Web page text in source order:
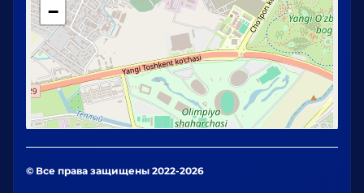
−
© Все права защищены 2022-2026